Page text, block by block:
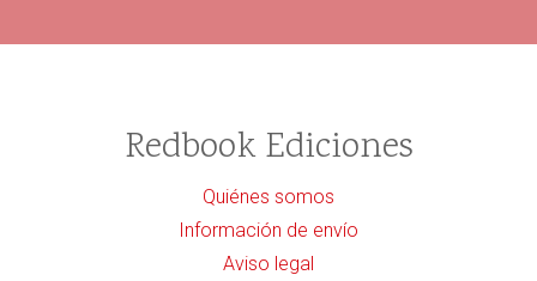
Redbook Ediciones
Quiénes somos
Información de envío
Aviso legal